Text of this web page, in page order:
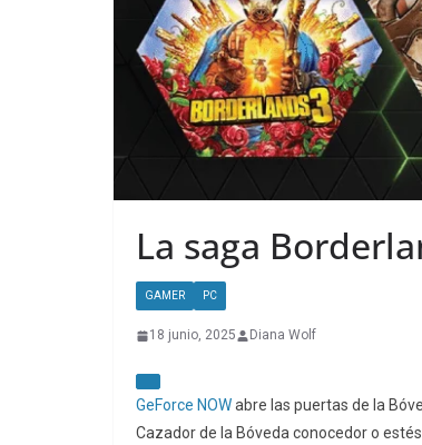
La saga
GAMER PC
18 junio, 2025 Diana Wolf
GeForce NOWabre las puertas de la
Cazador de la Bóveda conocedor o